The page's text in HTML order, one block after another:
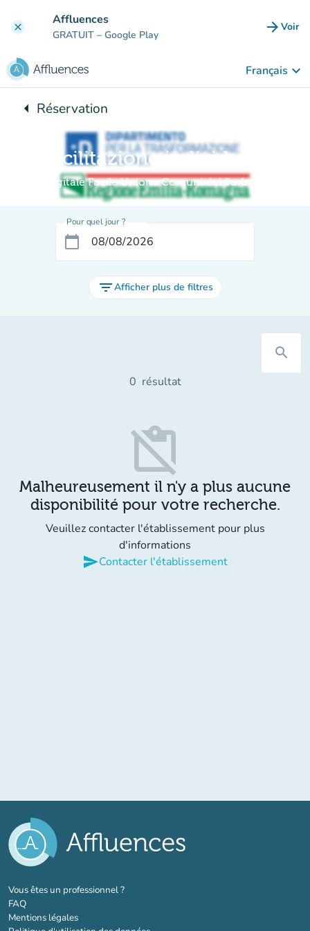
clear Affluences
GRATUIT – Google Play arrow_forward Voir
Français keyboard_arrow_down
arrow_leftRetour à :
Réservation
Facilitazione individuale
Digitale Facile Unione Comuni del Sorbara
Pour quel jour ?
calendar_today
filter_listAfficher plus de filtres
search
0 résultat
content_paste_off
Malheureusement il n'y a plus aucune
disponibilité pour votre recherche.
Veuillez contacter l'établissement pour plus
d'informations
sendContacter l'établissement
Vous êtes un professionnel ?(nouvel onglet)
FAQ
Mentions légales